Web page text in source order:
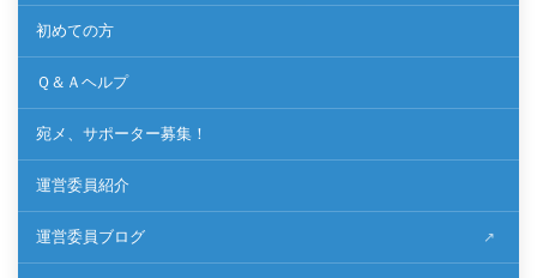
初めての方
Ｑ＆Ａヘルプ
宛メ、サポーター募集！
運営委員紹介
運営委員ブログ